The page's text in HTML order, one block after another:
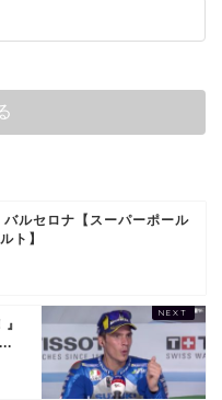
ルセロナ【スーパーポール
ト】